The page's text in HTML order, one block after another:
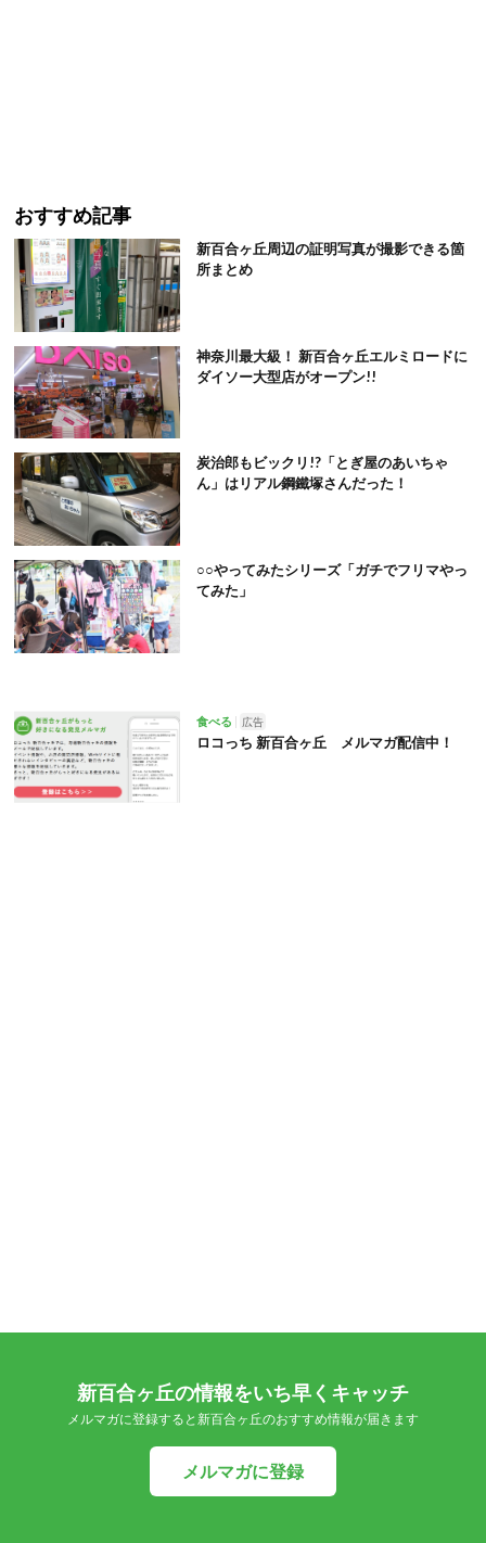
おすすめ記事
新百合ヶ丘周辺の証明写真が撮影できる箇
所まとめ
神奈川最大級！ 新百合ヶ丘エルミロードに
ダイソー大型店がオープン!!
炭治郎もビックリ!?「とぎ屋のあいちゃ
ん」はリアル鋼鐵塚さんだった！
○○やってみたシリーズ「ガチでフリマやっ
てみた」
食べる 広告
ロコっち 新百合ヶ丘 メルマガ配信中！
新百合ヶ丘の情報をいち早くキャッチ
メルマガに登録すると新百合ヶ丘のおすすめ情報が届きます
メルマガに登録